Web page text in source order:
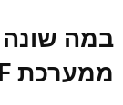
במה שונה
ממערכת